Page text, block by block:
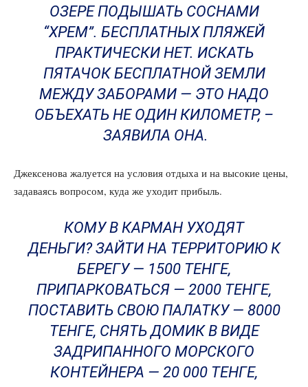
ОЗЕРЕ ПОДЫШАТЬ СОСНАМИ
“ХРЕМ”. БЕСПЛАТНЫХ ПЛЯЖЕЙ
ПРАКТИЧЕСКИ НЕТ. ИСКАТЬ
ПЯТАЧОК БЕСПЛАТНОЙ ЗЕМЛИ
МЕЖДУ ЗАБОРАМИ — ЭТО НАДО
ОБЪЕХАТЬ НЕ ОДИН КИЛОМЕТР, –
ЗАЯВИЛА ОНА.
Джексенова жалуется на условия отдыха и на высокие цены,
задаваясь вопросом, куда же уходит прибыль.
КОМУ В КАРМАН УХОДЯТ
ДЕНЬГИ? ЗАЙТИ НА ТЕРРИТОРИЮ К
БЕРЕГУ — 1500 ТЕНГЕ,
ПРИПАРКОВАТЬСЯ — 2000 ТЕНГЕ,
ПОСТАВИТЬ СВОЮ ПАЛАТКУ — 8000
ТЕНГЕ, СНЯТЬ ДОМИК В ВИДЕ
ЗАДРИПАННОГО МОРСКОГО
КОНТЕЙНЕРА — 20 000 ТЕНГЕ,